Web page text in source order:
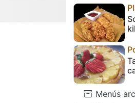
Menús